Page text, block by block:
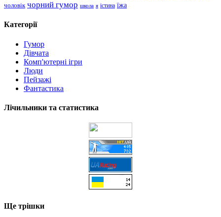
чоловік чорний гумор школа я істина їжа
Категорії
Гумор
Дівчата
Комп'ютерні ігри
Люди
Пейзажі
Фантастика
Лічильники та статистика
Ще трішки